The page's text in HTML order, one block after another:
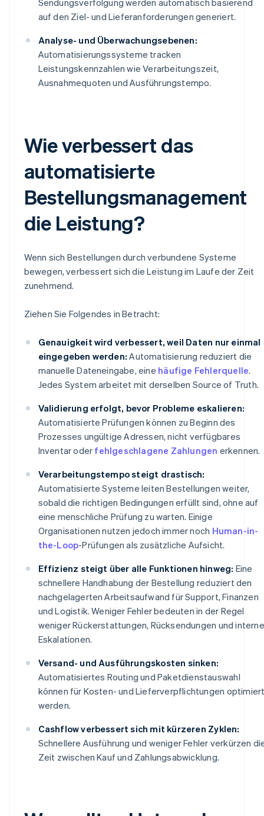
auf den Ziel- und Lieferanforderungen generiert.
Analyse- und Überwachungsebenen:
Automatisierungssysteme tracken
Leistungskennzahlen wie Verarbeitungszeit,
Ausnahmequoten und Ausführungstempo.
Wie verbessert das
automatisierte
Bestellungsmanagement
die Leistung?
Wenn sich Bestellungen durch verbundene Systeme
bewegen, verbessert sich die Leistung im Laufe der Zeit
zunehmend.
Ziehen Sie Folgendes in Betracht:
Genauigkeit wird verbessert, weil Daten nur einmal
eingegeben werden: Automatisierung reduziert die
manuelle Dateneingabe, eine häufige Fehlerquelle.
Jedes System arbeitet mit derselben Source of Truth.
Validierung erfolgt, bevor Probleme eskalieren:
Automatisierte Prüfungen können zu Beginn des
Prozesses ungültige Adressen, nicht verfügbares
Inventar oder fehlgeschlagene Zahlungen erkennen.
Verarbeitungstempo steigt drastisch:
Automatisierte Systeme leiten Bestellungen weiter,
sobald die richtigen Bedingungen erfüllt sind, ohne auf
eine menschliche Prüfung zu warten. Einige
Organisationen nutzen jedoch immer noch Human-in-
the-Loop-Prüfungen als zusätzliche Aufsicht.
Effizienz steigt über alle Funktionen hinweg: Eine
schnellere Handhabung der Bestellung reduziert den
nachgelagerten Arbeitsaufwand für Support, Finanzen
und Logistik. Weniger Fehler bedeuten in der Regel
weniger Rückerstattungen, Rücksendungen und interne
Eskalationen.
Versand- und Ausführungskosten sinken:
Automatisiertes Routing und Paketdienstauswahl
können für Kosten- und Lieferverpflichtungen
werden.
Cashflow verbessert sich mit kürzeren Zyklen:
Schnellere Ausführung und weniger Fehler verkürzen
Zeit zwischen Kauf und Zahlungsabwicklung.